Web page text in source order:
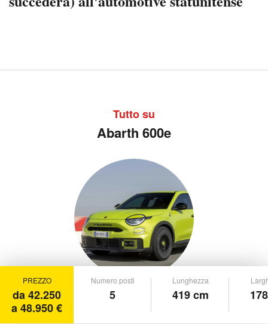
Tutto su
Abarth 600e
PREZZO
da 42.250
a 48.950 €
Numero posti
5
Lunghezza
419 cm